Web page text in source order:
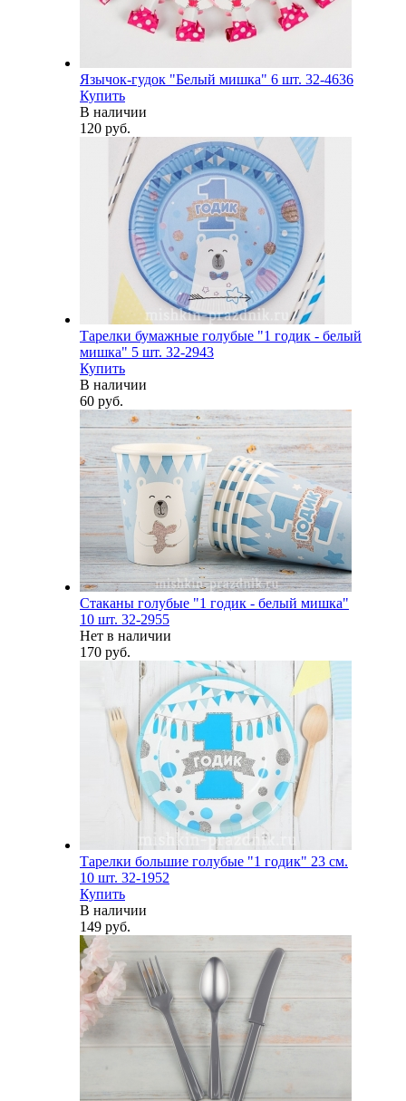
Язычок-гудок "Белый мишка" 6 шт. 32-4636
Купить
В наличии
120 руб.
Тарелки бумажные голубые "1 годик - белый
мишка" 5 шт. 32-2943
Купить
В наличии
60 руб.
Стаканы голубые "1 годик - белый мишка"
10 шт. 32-2955
Нет в наличии
170 руб.
Тарелки большие голубые "1 годик" 23 см.
10 шт. 32-1952
Купить
В наличии
149 руб.